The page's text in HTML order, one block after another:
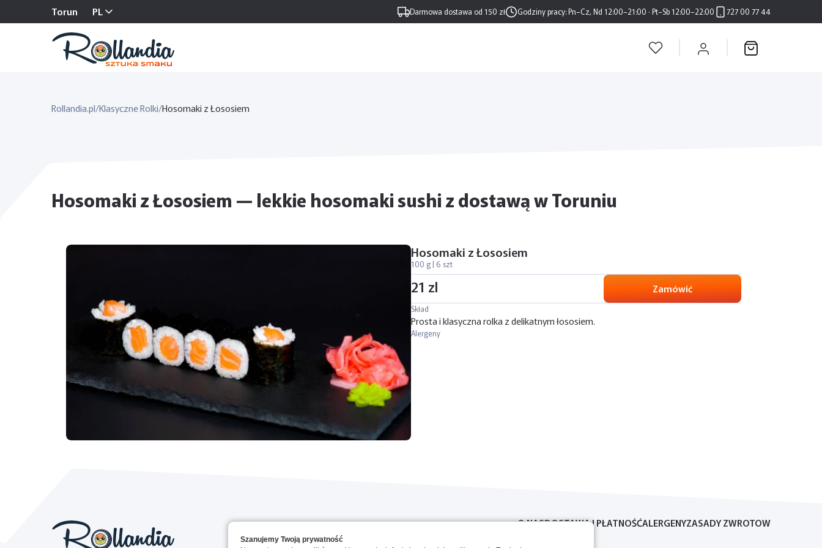
Torun PL Darmowa dostawa od 150 zł Godziny pracy:Pn–Cz, Nd 12:00–21:00 · Pt–Sb 12:00–22:00 727 00 77 44
Rollandia.pl/Klasyczne Rolki/Hosomaki z Łososiem
Hosomaki z Łososiem — lekkie hosomaki sushi z dostawą w Toruniu
Hosomaki z Łososiem
100 g | 6 szt
21 zl Zamówić
Skład
Prosta i klasyczna rolka z delikatnym łososiem.
Alergeny
O NASDOSTAWA I PŁATNOŚĆALERGENYZASADY ZWROTOW
Szanujemy Twoją prywatność